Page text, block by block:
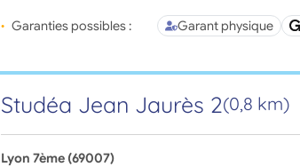
Garanties possibles :
Garant physique
Studéa Jean Jaurès 2(0,8 km)
Lyon 7ème (69007)